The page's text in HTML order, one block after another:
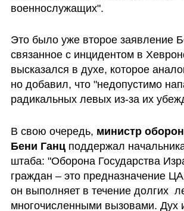
военнослужащих".
Это было уже второе заявление
связанное с инцидентом в
высказался в духе, которое
но добавил, что "недопустимо
радикальных левых из-за их
В свою очередь, министр
Бени Ганц поддержал
штаба: "Оборона Государства
граждан – это предназначение
он выполняет в течение долгих
многочисленными вызовами. Дух